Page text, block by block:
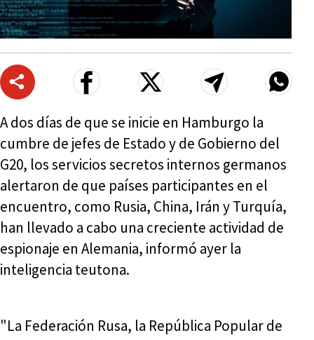
A dos días de que se inicie en Hamburgo la
cumbre de jefes de Estado y de Gobierno del
G20, los servicios secretos internos germanos
alertaron de que países participantes en el
encuentro, como Rusia, China, Irán y Turquía,
han llevado a cabo una creciente actividad de
espionaje en Alemania, informó ayer la
inteligencia teutona.
"La Federación Rusa, la República Popular de